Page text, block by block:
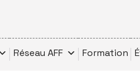
Réseau AFF Formation